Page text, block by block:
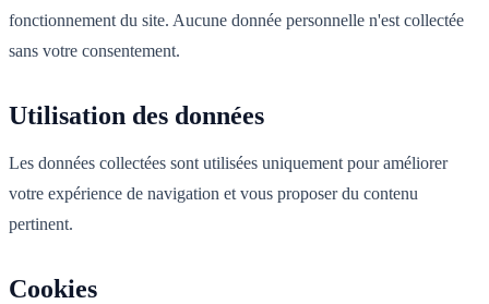
fonctionnement du site. Aucune donnée personnelle n'est collectée
sans votre consentement.
Utilisation des données
Les données collectées sont utilisées uniquement pour améliorer
votre expérience de navigation et vous proposer du contenu
pertinent.
Cookies